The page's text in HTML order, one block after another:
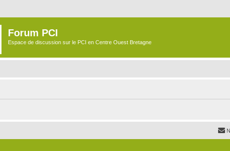
Forum PCI
Espace de discussion sur le PCI en Centre Ouest Bretagne